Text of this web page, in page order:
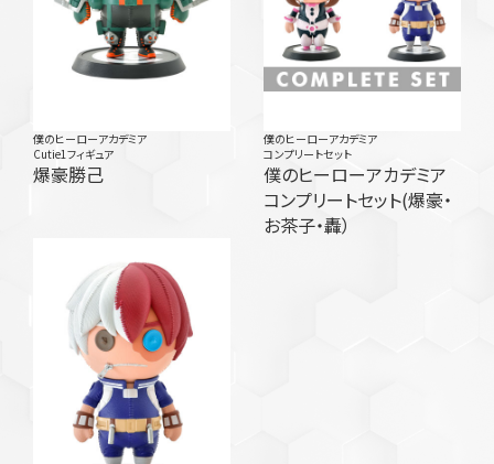
僕のヒーローアカデミア
Cutie1フィギュア
爆豪勝己
僕のヒーローアカデミア
コンプリートセット
僕のヒーローアカデミア
コンプリートセット(爆豪・
お茶子・轟）